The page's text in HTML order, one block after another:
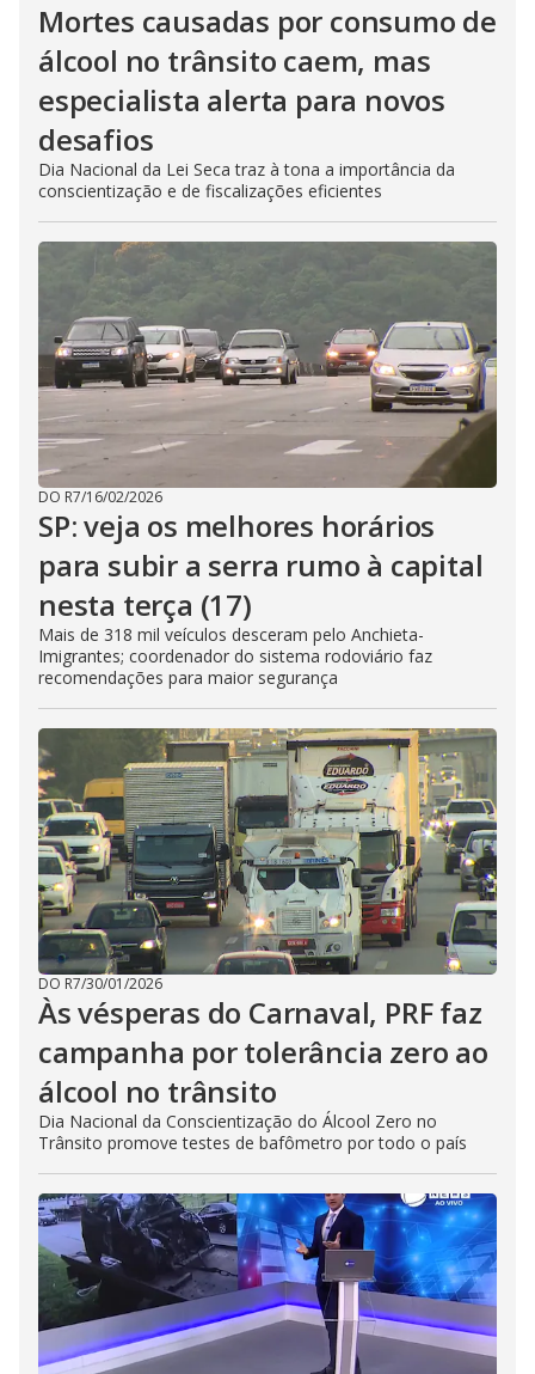
Mortes causadas por consumo de
álcool no trânsito caem, mas
especialista alerta para novos
desafios
Dia Nacional da Lei Seca traz à tona a importância da
conscientização e de fiscalizações eficientes
DO R7/16/02/2026
SP: veja os melhores horários
para subir a serra rumo à capital
nesta terça (17)
Mais de 318 mil veículos desceram pelo Anchieta-
Imigrantes; coordenador do sistema rodoviário faz
recomendações para maior segurança
DO R7/30/01/2026
Às vésperas do Carnaval, PRF faz
campanha por tolerância zero ao
álcool no trânsito
Dia Nacional da Conscientização do Álcool Zero no
Trânsito promove testes de bafômetro por todo o país